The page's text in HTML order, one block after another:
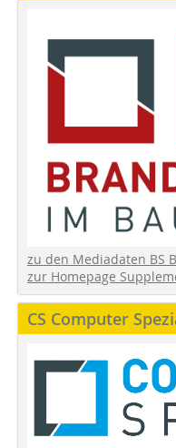
zu den Mediadaten BS
zur Homepage
CS Computer